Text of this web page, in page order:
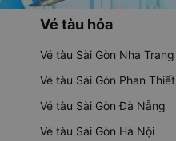
Vé tàu hỏa
Vé tàu Sài Gòn Nha Trang
Vé tàu Sài Gòn Phan Thiết
Vé tàu Sài Gòn Đà Nẵng
Vé tàu Sài Gòn Hà Nội